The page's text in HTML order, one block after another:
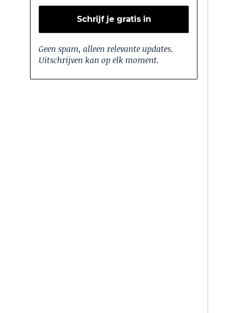
Geen spam, alleen relevante updates.
Uitschrijven kan op elk moment.